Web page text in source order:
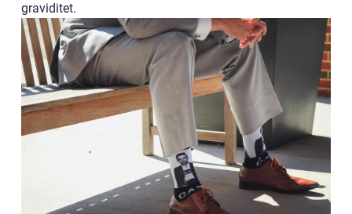
graviditet.